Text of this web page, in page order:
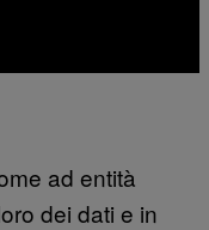
ad entità
dei dati e in